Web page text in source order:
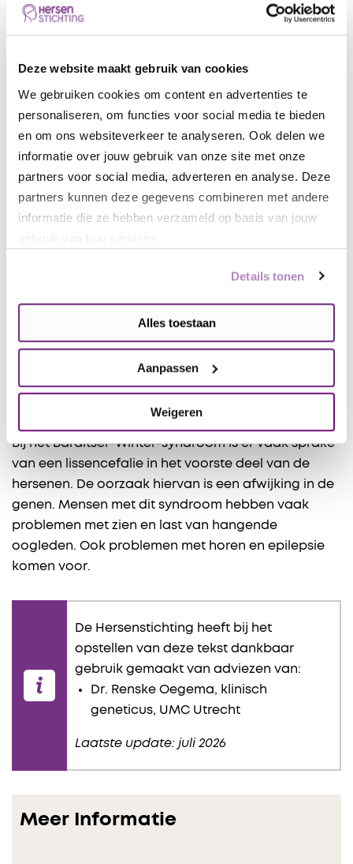
Deze website maakt gebruik van cookies
We gebruiken cookies om content en advertenties te
personaliseren, om functies voor social media te bieden
en om ons websiteverkeer te analyseren. Ook delen we
informatie over jouw gebruik van onze site met onze
partners voor social media, adverteren en analyse. Deze
partners kunnen deze gegevens combineren met andere
informatie die ze hebben verzameld op basis van jouw
Details tonen
Alles toestaan
Aanpassen
Weigeren
gebonden lissencefalie zijn de geslachtsdelen vaak
Microlissencefalie
Bij een microlissencefalie heeft het kind vanaf de
geboorte al een veel kleiner hoofd. Dit blijft de rest
van het leven zo. Daarnaast zijn er bij de aanleg van
de hersenschors weinig of geen plooien gevormd.
Miller-Dieker-syndroom
Het Miller-Dieker-syndroom is een ernstige vorm
van dit syndroom is een afwijking in je genen. Op
nodig is voor de ontwikkeling van de hersenschors.
Kinderen met dit syndroom hebben hierdoor
Baraitser-Winter-syndroom
Bij het Baraitser-Winter-syndroom is er vaak sprake
van een lissencefalie in het voorste deel van de
hersenen. De oorzaak hiervan is een afwijking in de
genen. Mensen met dit syndroom hebben vaak
problemen met zien en last van hangende
oogleden. Ook problemen met horen en epilepsie
komen voor.
De Hersenstichting heeft bij het
opstellen van deze tekst dankbaar
gebruik gemaakt van adviezen van:
Dr. Renske Oegema, klinisch
geneticus, UMC Utrecht
Laatste update: juli 2026
Meer Informatie